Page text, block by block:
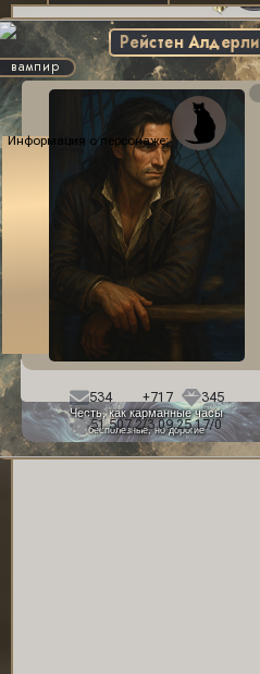
Рейстен Алдерли
вампир
Информация о персонаже:
Честь, как карманные часы
бесполезные, но дорогие
534 +717
345
51 507,2/3 09.25,17/0